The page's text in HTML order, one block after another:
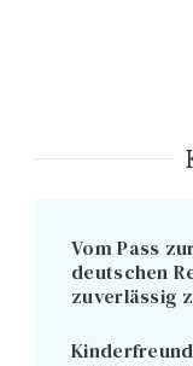
Vom Pass
deutschen
zuverlässig